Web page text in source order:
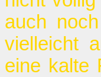
auch
vielleicht
eine kalte